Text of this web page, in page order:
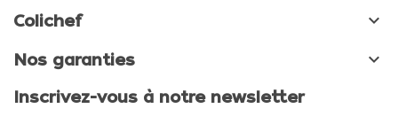
Colichef 
Nos garanties 
Inscrivez-vous à notre newsletter